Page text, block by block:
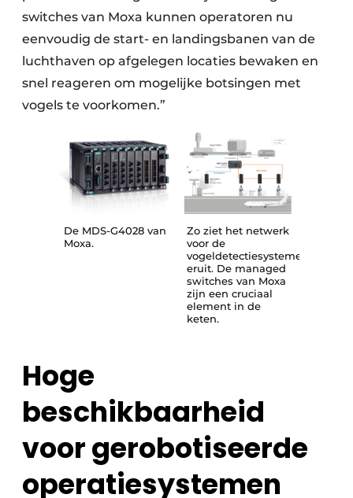
switches van Moxa kunnen operatoren nu
eenvoudig de start- en landingsbanen van de
luchthaven op afgelegen locaties bewaken en
snel reageren om mogelijke botsingen met
vogels te voorkomen.”
De MDS-G4028 van
Moxa.
Zo ziet het netwerk
voor de
vogeldetectiesystemen
eruit. De managed
switches van Moxa
zijn een cruciaal
element in de
keten.
Hoge
beschikbaarheid
voor gerobotiseerde
operatiesystemen